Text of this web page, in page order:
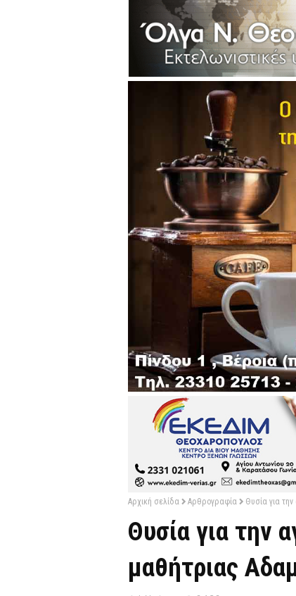
Αρχική σελίδα Αρθρογραφία Θυσία για
Θυσία για την
μαθήτριας